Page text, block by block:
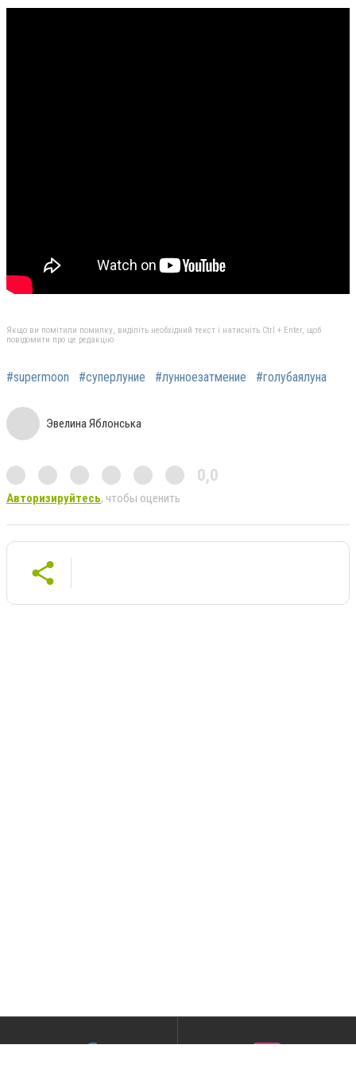
Якщо ви помітили помилку, виділіть необхідний текст і натисніть Ctrl + Enter, щоб
повідомити про це редакцію
#supermoon #суперлуние #лунноезатмение #голубаялуна
Эвелина Яблонська
0,0
Авторизируйтесь, чтобы оценить